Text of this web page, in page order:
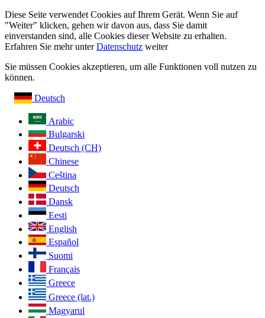
Diese Seite verwendet Cookies auf Ihrem Gerät. Wenn Sie auf
"Weiter" klicken, gehen wir davon aus, dass Sie damit
einverstanden sind, alle Cookies dieser Website zu erhalten.
Erfahren Sie mehr unterDatenschutz weiter
Sie müssen Cookies akzeptieren, um alle Funktionen voll nutzen zu
können.
Deutsch
Arabic
Bulgarski
Deutsch (CH)
Chinese
Ceština
Deutsch
Dansk
Eesti
English
Español
Suomi
Français
Greece
Greece (lat.)
Magyarul